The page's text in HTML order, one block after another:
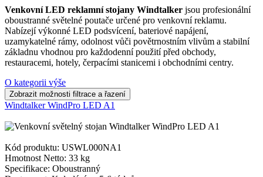
Venkovní LED reklamní stojany Windtalker jsou profesionální
oboustranné světelné poutače určené pro venkovní reklamu.
Nabízejí výkonné LED podsvícení, bateriové napájení,
uzamykatelné rámy, odolnost vůči povětrnostním vlivům a stabilní
základnu vhodnou pro každodenní použití před obchody,
restauracemi, hotely, čerpacími stanicemi i obchodními centry.
O kategorii výše
Windtalker WindPro LED A1
Kód produktu: USWL000NA1
Hmotnost Netto: 33 kg
Specifikace: Oboustranný